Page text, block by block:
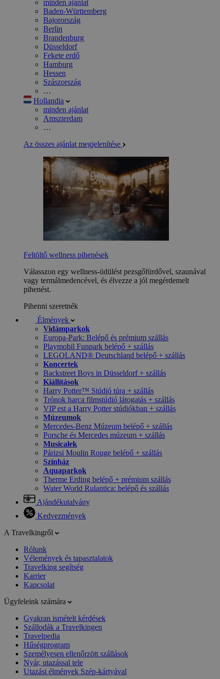
minden ajánlat
Baden-Württemberg
Bajorország
Berlin
Brandenburg
Düsseldorf
Fekete erdő
Hamburg
Hessen
Szászország
…
Hollandia
minden ajánlat
Amszterdam
…
Az összes ajánlat megjelenítése
Feltöltő wellness pihenések
Válasszon egy wellness-üdülést pezsgőfürdővel, szaunával
vagy termálmedencével, és élvezze a jól megérdemelt
pihenést.
Pihenni szeretnék
Élmények
Vidámparkok
Europa-Park: Belépő és prémium szállás
Playmobil Funpark belépő + szállás
LEGOLAND® Deutschland belépő + szállás
Koncertek
Backstreet Boys in Düsseldorf + szállás
Kiállítások
Harry Potter™ Stúdió túra + szállás
Trónok harca filmstúdió látogatás + szállás
VIP est a Harry Potter stúdiókban + szállás
Múzeumok
Mercedes-Benz Múzeum belépő + szállás
Porsche és Mercedes múzeum + szállás
Musicalek
Párizsi Moulin Rouge belépő + szállás
Színház
Aquaparkok
Therme Erding belépő + prémium szállás
Water World Rulantica: belépő és szállás
Ajándékutalvány
Kedvezmények
A Travelkingről
Rólunk
Vélemények és tapasztalatok
Travelking segítség
Karrier
Kapcsolat
Ügyfeleink számára
Gyakran ismételt kérdések
Szállodák a Travelkingen
Travelpedia
Hűségprogram
Személyesen ellenőrzött szállások
Nyár, utazással tele
Utazási élmények Szép-kártyával